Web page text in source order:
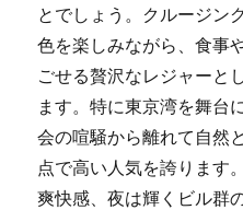
とでしょう。クルージン
色を楽しみながら、食事
ごせる贅沢なレジャーと
ます。特に東京湾を舞台
会の喧騒から離れて自然
点で高い人気を誇ります
爽快感、夜は輝くビル群